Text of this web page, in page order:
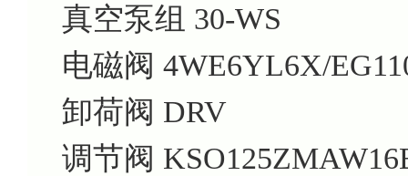
真空泵组 30-WS
电磁阀 4WE6YL6X/
卸荷阀 DRV
调节阀